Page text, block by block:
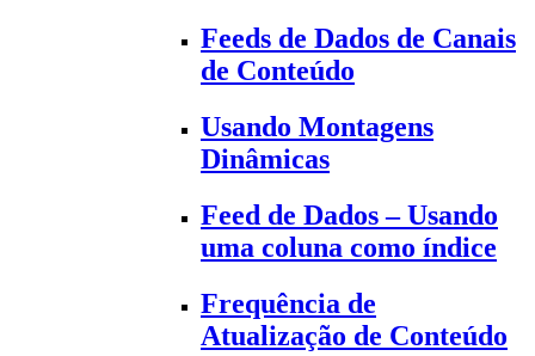
Feeds de Dados de Canais
de Conteúdo
Usando Montagens
Dinâmicas
Feed de Dados – Usando
uma coluna como índice
Frequência de
Atualização de Conteúdo